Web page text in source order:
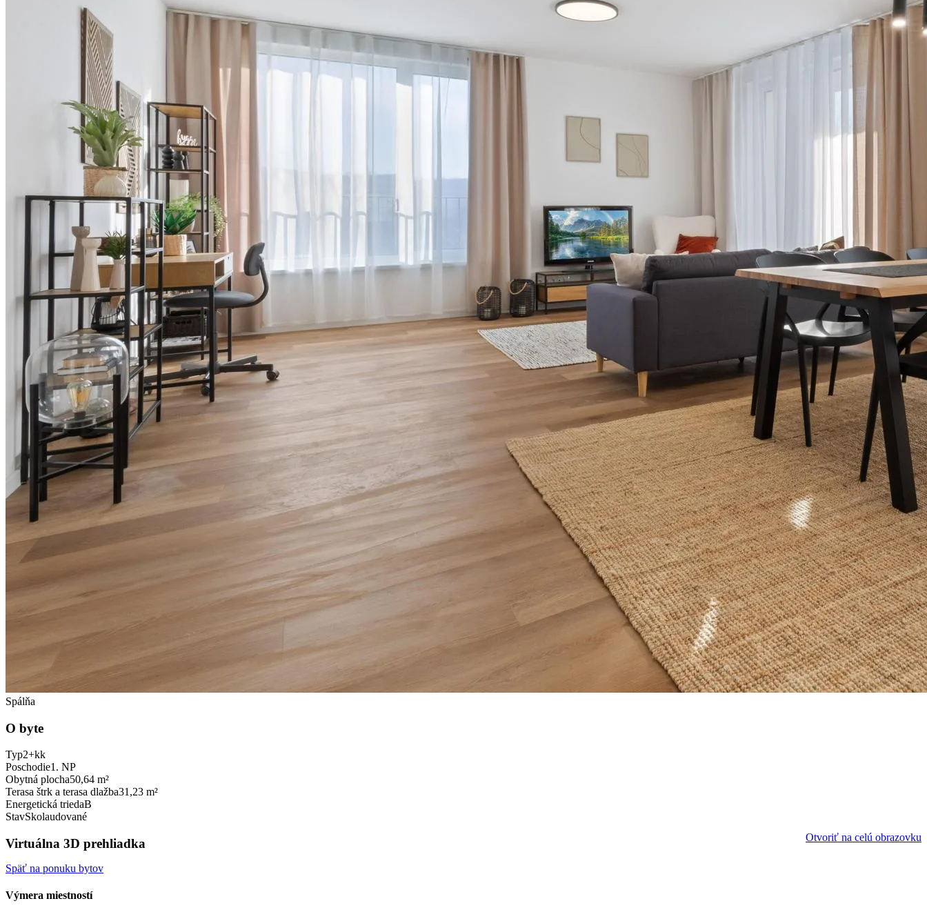
Spálňa
O byte
Typ2+kk
Poschodie1. NP
Obytná plocha50,64 m²
Terasa štrk a terasa dlažba31,23 m²
Energetická triedaB
StavSkolaudované
Virtuálna 3D prehliadka Otvoriť na celú obrazovku
Späť na ponuku bytov
Výmera miestností